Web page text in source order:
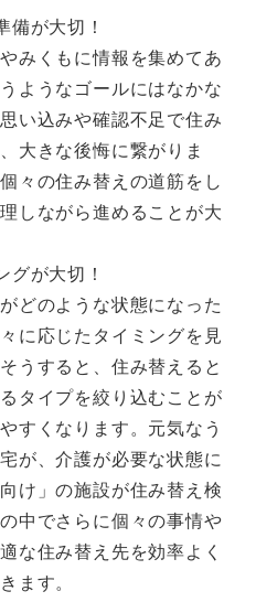
備が大切！
みくもに情報を集めてあ
ようなゴールにはなかな
い込みや確認不足で住み
大きな後悔に繋がりま
々の住み替えの道筋をし
しながら進めることが大
グが大切！
どのような状態になった
に応じたタイミングを見
うすると、住み替えると
タイプを絞り込むことが
すくなります。元気なう
が、介護が必要な状態に
け」の施設が住み替え検
中でさらに個々の事情や
な住み替え先を効率よく
ます。